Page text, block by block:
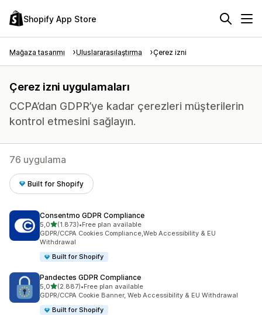
Shopify App Store
Mağaza tasarımı Uluslararasılaştırma Çerez izni
Çerez izni uygulamaları
CCPA’dan GDPR’ye kadar çerezleri müşterilerin
kontrol etmesini sağlayın.
76 uygulama
Built for Shopify
Consentmo GDPR Compliance
5,05 yıldız üzerinden
(1.873)
toplam 1873 değerlendirme
•Free plan available
GDPR/CCPA Cookies Compliance,Web Accessibility & EU
Withdrawal
Built for Shopify
Pandectes GDPR Compliance
5,05 yıldız üzerinden
(2.887)
toplam 2887 değerlendirme
•Free plan available
GDPR/CCPA Cookie Banner, Web Accessibility & EU Withdrawal
Built for Shopify